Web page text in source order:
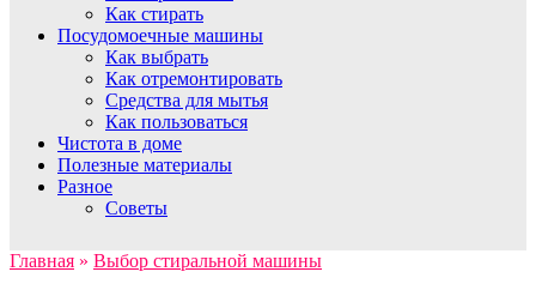
Как стирать
Посудомоечные машины
Как выбрать
Как отремонтировать
Средства для мытья
Как пользоваться
Чистота в доме
Полезные материалы
Разное
Советы
Главная » Выбор стиральной машины